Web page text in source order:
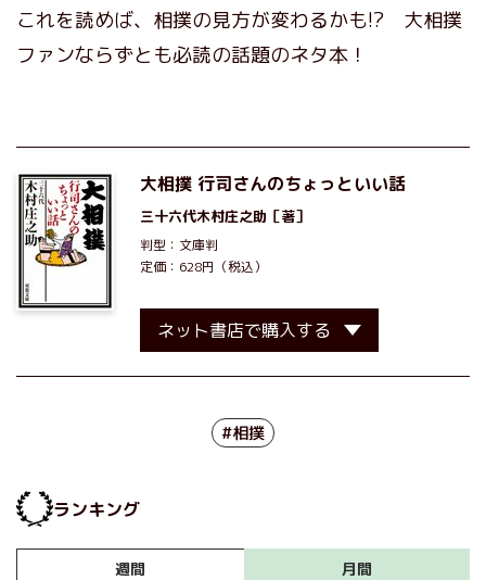
これを読めば、相撲の見方が変わるかも!? 大相撲
ファンならずとも必読の話題のネタ本！
大相撲 行司さんのちょっといい話
三十六代木村庄之助 ［著］
判型：文庫判
定価：628円（税込）
ネット書店で購入する
#相撲
ランキング
週間 月間